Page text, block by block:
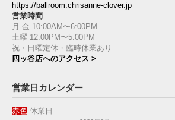
https://ballroom.chrisanne-clover.jp
営業時間
月-金 10:00AM〜6:00PM
土曜 12:00PM〜5:00PM
祝・日曜定休・臨時休業あり
四ッ谷店へのアクセス >
営業日カレンダー
赤色 休業日